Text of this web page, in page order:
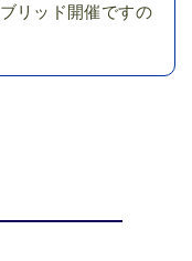
リッド開催ですの